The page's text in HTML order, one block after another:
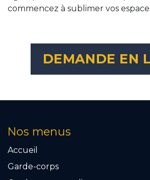
commencez à sublimer vos
DEMANDE EN
Nos menus
Accueil
Garde-corps